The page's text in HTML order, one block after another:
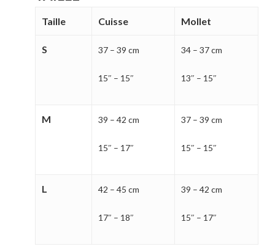
Taille Cuisse Mollet
S 37 – 39 cm
15″ – 15″
34 – 37 cm
13″ – 15″
M 39 – 42 cm
15″ – 17″
37 – 39 cm
15″ – 15″
L 42 – 45 cm
17″ – 18″
39 – 42 cm
15″ – 17″